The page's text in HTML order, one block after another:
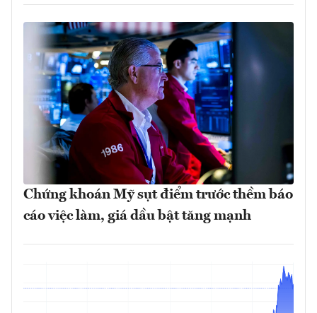
Chứng khoán Mỹ sụt điểm trước thềm báo
cáo việc làm, giá dầu bật tăng mạnh